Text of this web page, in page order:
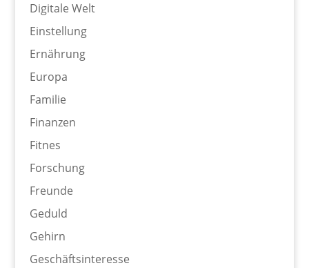
Digitale Welt
Einstellung
Ernährung
Europa
Familie
Finanzen
Fitnes
Forschung
Freunde
Geduld
Gehirn
Geschäftsinteresse